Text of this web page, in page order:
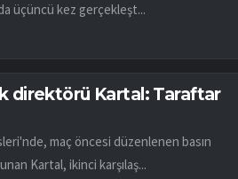
üçüncü kez gerçekleşt...
direktörü Kartal: Taraftar
maç öncesi düzenlenen basın
Kartal, ikinci karşılaş...